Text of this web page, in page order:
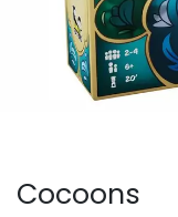
Cocoons